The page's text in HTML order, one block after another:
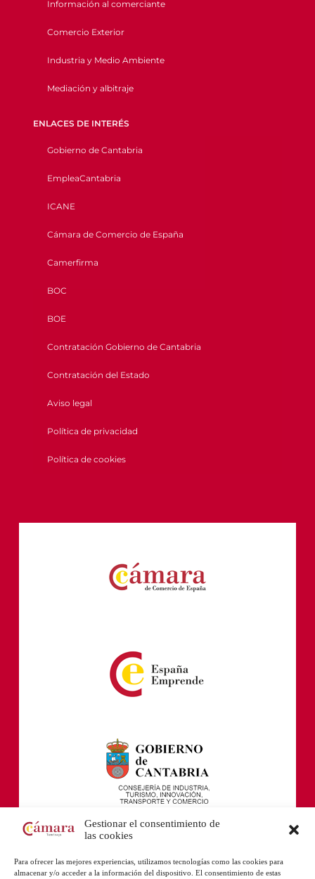
Gestionar el consentimiento de
las cookies
Para ofrecer las mejores experiencias, utilizamos tecnologías como las cookies para
almacenar y/o acceder a la información del dispositivo. El consentimiento de estas
Información al comerciante
Comercio Exterior
Industria y Medio Ambiente
Mediación y albitraje
ENLACES DE INTERÉS
Gobierno de Cantabria
EmpleaCantabria
ICANE
Cámara de Comercio de España
Camerfirma
BOC
BOE
Contratación Gobierno de Cantabria
Contratación del Estado
Aviso legal
Política de privacidad
Política de cookies